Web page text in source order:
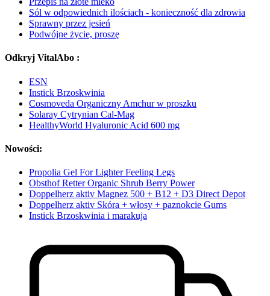
Sól w odpowiednich ilościach - konieczność dla zdrowia
Sprawny przez jesień
Podwójne życie, proszę
Odkryj VitalAbo :
ESN
Instick Brzoskwinia
Cosmoveda Organiczny Amchur w proszku
Solaray Cytrynian Cal-Mag
HealthyWorld Hyaluronic Acid 600 mg
Nowości:
Propolia Gel For Lighter Feeling Legs
Obsthof Retter Organic Shrub Berry Power
Doppelherz aktiv Magnez 500 + B12 + D3 Direct Depot
Doppelherz aktiv Skóra + włosy + paznokcie Gums
Instick Brzoskwinia i marakuja